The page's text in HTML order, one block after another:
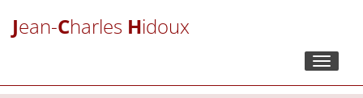
Jean-Charles Hidoux
Toggle